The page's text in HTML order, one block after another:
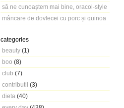
să ne cunoaștem mai bine, oracol-style
mâncare de dovlecei cu porc și quinoa
categories
beauty (1)
boo (8)
club (7)
contributii (3)
dieta (40)